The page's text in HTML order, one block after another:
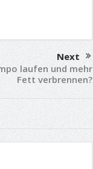
Next
laufen und mehr
Fett verbrennen?